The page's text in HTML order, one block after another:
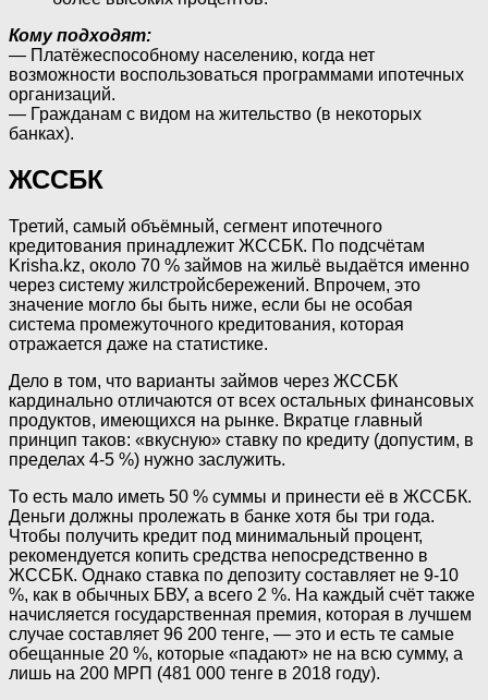
Кому подходят:
— Платёжеспособному населению, когда нет
возможности воспользоваться программами ипотечных
организаций.
— Гражданам с видом на жительство (в некоторых
банках).
ЖССБК
Третий, самый объёмный, сегмент ипотечного
кредитования принадлежит ЖССБК. По подсчётам
Krisha.kz, около 70 % займов на жильё выдаётся именно
через систему жилстройсбережений. Впрочем, это
значение могло бы быть ниже, если бы не особая
система промежуточного кредитования, которая
отражается даже на статистике.
Дело в том, что варианты займов через ЖССБК
кардинально отличаются от всех остальных финансовых
продуктов, имеющихся на рынке. Вкратце главный
принцип таков: «вкусную» ставку по кредиту (допустим, в
пределах 4-5 %) нужно заслужить.
То есть мало иметь 50 % суммы и принести её в ЖССБК.
Деньги должны пролежать в банке хотя бы три года.
Чтобы получить кредит под минимальный процент,
рекомендуется копить средства непосредственно в
ЖССБК. Однако ставка по депозиту составляет не 9-10
%, как в обычных БВУ, а всего 2 %. На каждый счёт также
начисляется государственная премия, которая в лучшем
случае составляет 96 200 тенге, — это и есть те самые
обещанные 20 %, которые «падают» не на всю сумму, а
лишь на 200 МРП (481 000 тенге в 2018 году).